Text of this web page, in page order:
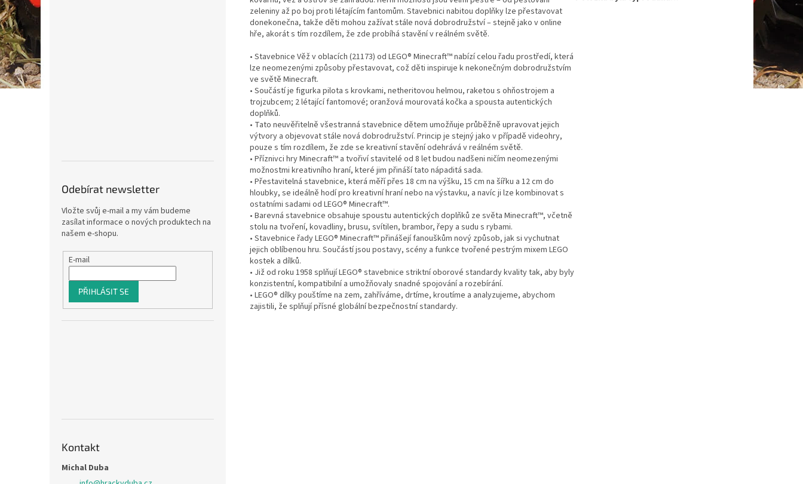
Odebírat newsletter
Vložte svůj e-mail a my vám budeme
zasílat informace o nových produktech na
našem e-shopu.
E-mail
PŘIHLÁSIT SE
Kontakt
Michal Duba
zeleniny až po boj proti létajícím fantomům. Stavebnici nabitou doplňky lze přestavovat
donekonečna, takže děti mohou zažívat stále nová dobrodružství – stejně jako v online
hře, akorát s tím rozdílem, že zde probíhá stavění v reálném světě.
• Stavebnice Věž v oblacích (21173) od LEGO® Minecraft™ nabízí celou řadu prostředí, která
lze neomezenými způsoby přestavovat, což děti inspiruje k nekonečným dobrodružstvím
ve světě Minecraft.
• Součástí je figurka pilota s krovkami, netheritovou helmou, raketou s ohňostrojem a
trojzubcem; 2 létající fantomové; oranžová mourovatá kočka a spousta autentických
doplňků.
• Tato neuvěřitelně všestranná stavebnice dětem umožňuje průběžně upravovat jejich
výtvory a objevovat stále nová dobrodružství. Princip je stejný jako v případě videohry,
pouze s tím rozdílem, že zde se kreativní stavění odehrává v reálném světě.
• Příznivci hry Minecraft™ a tvořiví stavitelé od 8 let budou nadšeni ničím neomezenými
možnostmi kreativního hraní, které jim přináší tato nápaditá sada.
• Přestavitelná stavebnice, která měří přes 18 cm na výšku, 15 cm na šířku a 12 cm do
hloubky, se ideálně hodí pro kreativní hraní nebo na výstavku, a navíc ji lze kombinovat s
ostatními sadami od LEGO® Minecraft™.
• Barevná stavebnice obsahuje spoustu autentických doplňků ze světa Minecraft™, včetně
stolu na tvoření, kovadliny, brusu, svítilen, brambor, řepy a sudu s rybami.
• Stavebnice řady LEGO® Minecraft™ přinášejí fanouškům nový způsob, jak si vychutnat
jejich oblíbenou hru. Součástí jsou postavy, scény a funkce tvořené pestrým mixem LEGO
kostek a dílků.
• Již od roku 1958 splňují LEGO® stavebnice striktní oborové standardy kvality tak, aby byly
konzistentní, kompatibilní a umožňovaly snadné spojování a rozebírání.
• LEGO® dílky pouštíme na zem, zahříváme, drtíme, kroutíme a analyzujeme, abychom
zajistili, že splňují přísné globální bezpečnostní standardy.